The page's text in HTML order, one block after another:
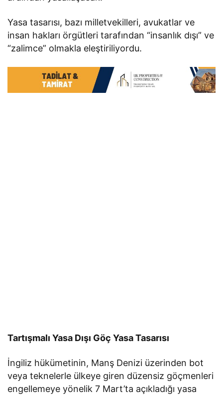
​​​​​​​Yasa tasarısı, bazı milletvekilleri, avukatlar ve
insan hakları örgütleri tarafından “insanlık dışı” ve
“zalimce” olmakla eleştiriliyordu.
Tartışmalı Yasa Dışı Göç Yasa Tasarısı
İngiliz hükümetinin, Manş Denizi üzerinden bot
veya teknelerle ülkeye giren düzensiz göçmenleri
engellemeye yönelik 7 Mart’ta açıkladığı yasa